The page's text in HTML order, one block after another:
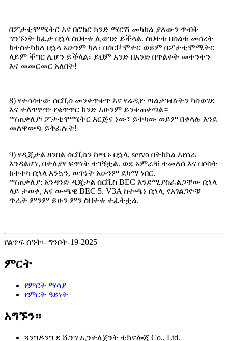
በፖታቲሞሜትር እና በሮከር ክንድ ማርሽ መካከል ያለውን ጥብቅ
ግንኙነት ከፈታ በኋላ ስህተቱ ሊወገድ ይችላል. ስህተቱ በስልቱ መሰረት
ከተስተካከለ በኋላ አሁንም ካለ፣ በሰርቮ ሞተር ወይም በፖታቲሞሜትር
ላይም ችግር ሊሆን ይችላል፣ ይህም አንድ በአንድ በጥልቀት መተንተን
እና መመርመር አለበት!
8) የተሳሳተው ሰርቪስ መንቀጥቀጥ እና የሬዲዮ ጣልቃገብነትን ካስወገደ
እና ተለዋዋጭ የቁጥጥር ክንድ አሁንም ይንቀጠቀጣል።
ማጠቃለያ፡ ፖታቲሞሜትር እርጅና ነው፣ ይተካው ወይም በቀላሉ እንደ
መለዋወጫ ይቅፈሉት!
9) የዲጂታል ዘንበል ሰርቪስን ከጫኑ በኋላ, servo በትክክል እየሰራ
እንዳልሆነ, በተለያየ ፍጥነት ተገኝቷል. ወደ አምራቹ ተመለሰ እና በሶስት
ከተተካ በኋላ እንኳን, ወጥነት አሁንም ደካማ ነበር.
ማጠቃለያ: አንዳንድ ዲጂታል ሰርቪስ BEC እንደሚያስፈልጋቸው በኋላ
ላይ ታወቀ, እና ውጫዊ BEC 5. V3A ከተጫነ በኋላ, የአገልጋዮቹ
ጥራት ምንም ይሁን ምን ስህተቱ ተፈትቷል.
የልጥፍ ሰዓት፡- ግንቦት-19-2025
ምርት
የምርት ማሳያ
የምርት ዓይነት
አግኙን።
ጓንግዶንግ ደ ሼንግ ኢንተለጀንት ቴክኖሎጂ Co., Ltd.